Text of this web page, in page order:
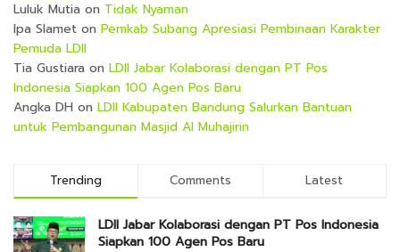
Luluk Mutia on Tidak Nyaman
Ipa Slamet on Pemkab Subang Apresiasi Pembinaan Karakter
Pemuda LDII
Tia Gustiara on LDII Jabar Kolaborasi dengan PT Pos
Indonesia Siapkan 100 Agen Pos Baru
Angka DH on LDII Kabupaten Bandung Salurkan Bantuan
untuk Pembangunan Masjid Al Muhajirin
Trending Comments Latest
LDII Jabar Kolaborasi dengan PT Pos Indonesia
Siapkan 100 Agen Pos Baru